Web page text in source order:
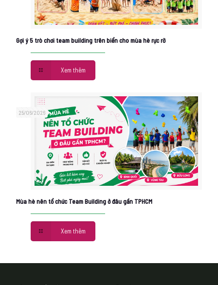
Gợi ý 5 trò chơi team building trên biển cho mùa hè rực rỡ
Xem thêm
25/06/2026
Mùa hè nên tổ chức Team Building ở đâu gần TPHCM
Xem thêm